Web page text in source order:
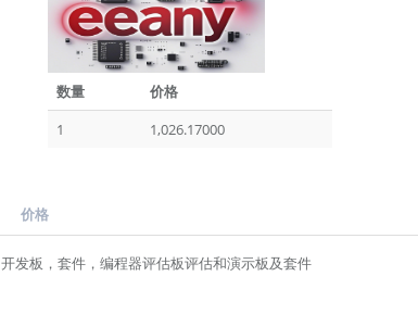
数量
价格
1
1,026.17000
价格
开发板，套件，编程器评估板评估和演示板及套件